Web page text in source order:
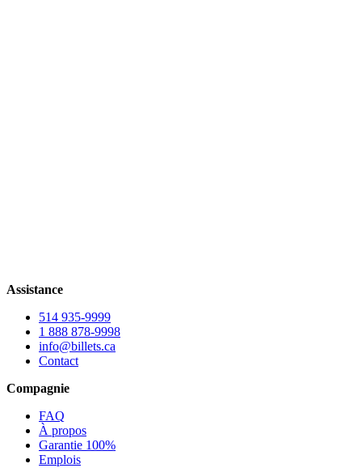
Assistance
514 935-9999
1 888 878-9998
info@billets.ca
Contact
Compagnie
FAQ
À propos
Garantie 100%
Emplois